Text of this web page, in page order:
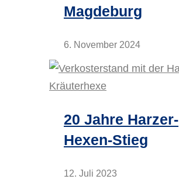
Magdeburg
6. November 2024
20 Jahre Harzer-
Hexen-Stieg
12. Juli 2023